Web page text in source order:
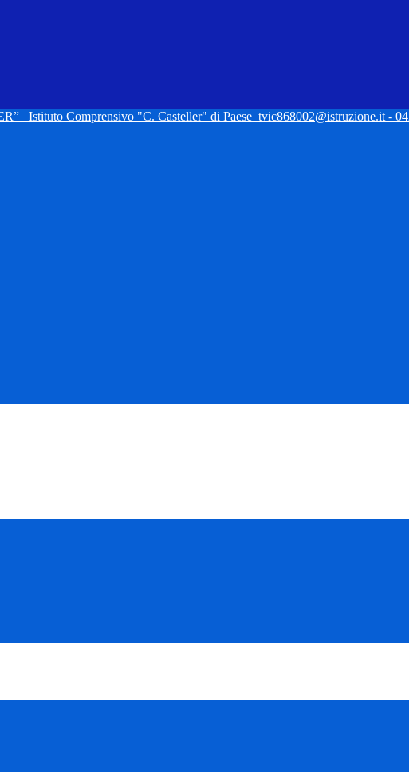
Istituto Comprensivo "C. Casteller" di Paese tvic868002@istruzione.it -